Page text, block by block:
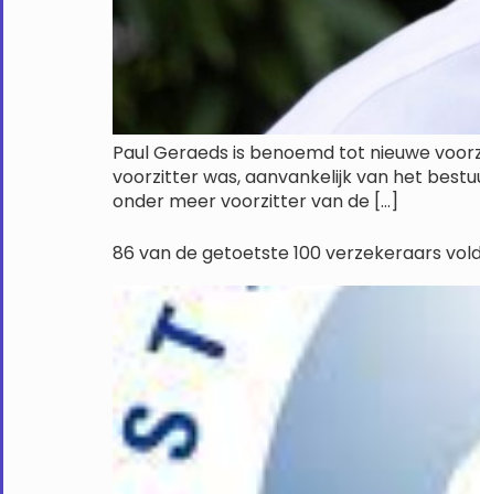
Paul Geraeds is benoemd tot nieuwe
voorzitter was, aanvankelijk van het
onder meer voorzitter van de […]
86 van de getoetste 100 verzekeraars